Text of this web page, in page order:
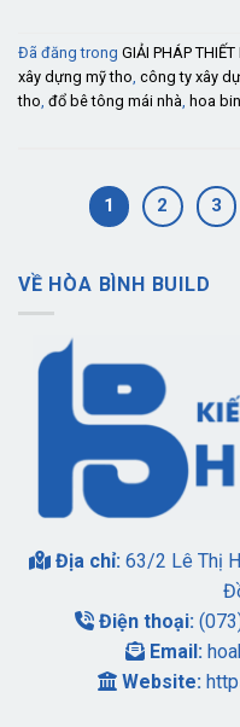
Đã đăng trong GIẢI PHÁP THIẾT
xây dựng mỹ tho, công ty xây
tho, đổ bê tông mái nhà, hoa
1 2 3
VỀ HÒA BÌNH BUILD
Địa chỉ: 63/2 Lê Thị
Điện thoại:
Email:
Website: